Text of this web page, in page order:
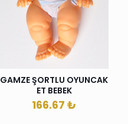
GAMZE ŞORTLU OYUNCAK
ET BEBEK
166.67 ₺